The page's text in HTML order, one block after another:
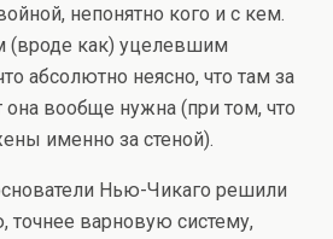
непонятно кого и с кем.
(вроде как) уцелевшим
абсолютно неясно, что там за
она вообще нужна (при том, что
именно за стеной).
Нью-Чикаго решили
точнее варновую систему,